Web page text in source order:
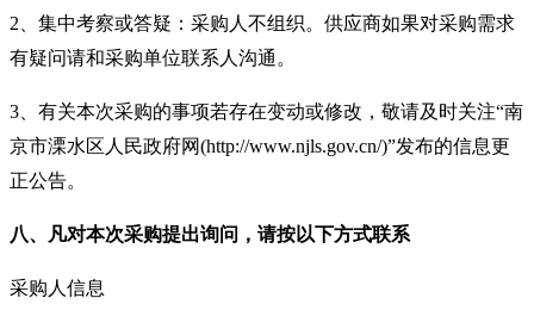
2、集中考察或答疑：采购人不组织。供应商如果对采购需求
有疑问请和采购单位联系人沟通。
3、有关本次采购的事项若存在变动或修改，敬请及时关注“南
京市溧水区人民政府网(http://www.njls.gov.cn/)”发布的信息更
正公告。
八、凡对本次采购提出询问，请按以下方式联系
采购人信息